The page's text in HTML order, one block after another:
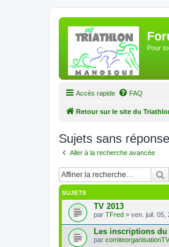
Pour
Accès rapide FAQ
Retour sur le site du
Sujets sans réponse
Aller à la recherche avancée
SUJETS
TV 2013
par TFred » ven. juil. 05,
Les inscriptions du
par comiteorganisationTV